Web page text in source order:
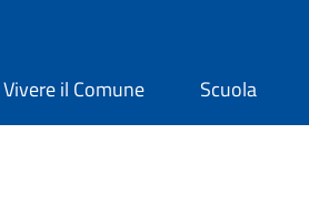
Vivere il Comune Scuola